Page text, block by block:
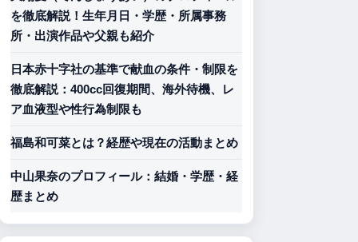
を徹底解説！生年月日・学歴・所属事務
所・出演作品や父親も紹介
日本赤十字社の基準で献血の条件・制限を
徹底解説：400cc回復期間、海外待機、レ
ア血液型や性行為制限も
福島和可菜とは？経歴や現在の活動まとめ
中山果奈のプロフィール：結婚・学歴・経
歴まとめ